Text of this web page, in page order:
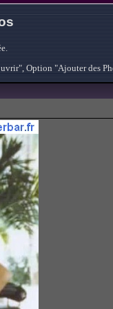
Option "Ajouter des